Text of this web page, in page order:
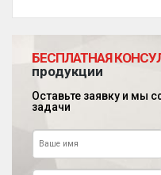
БЕСПЛАТНАЯ
продукции
Оставьте заявку и мы
задачи